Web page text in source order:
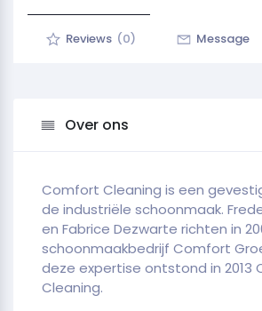
Reviews (0) Message
Over ons
Comfort Cleaning is een
de industriële schoonmaak.
en Fabrice Dezwarte richten in
schoonmaakbedrijf Comfort
deze expertise ontstond in 2013
Cleaning.